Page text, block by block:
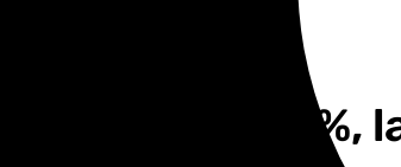
crece un 9,8%,